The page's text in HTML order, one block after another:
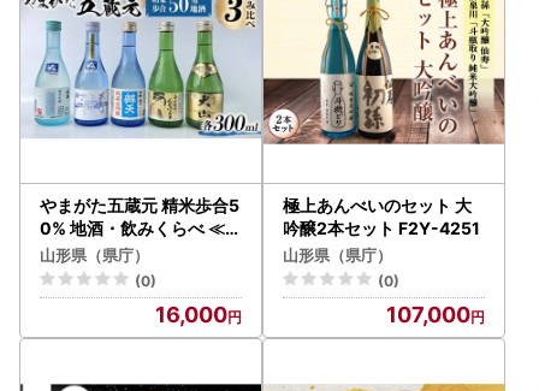
やまがた五蔵元 精米歩合5
0% 地酒・飲みくらべ ≪3
≫ F2Y-4496
山形県（県庁）
(0)
16,000
極上あんべいのセット 大
吟醸2本セット F2Y-4251
山形県（県庁）
(0)
107,000